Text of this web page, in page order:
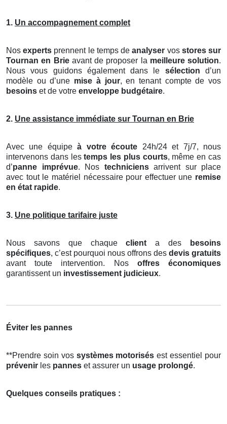
1. Un accompagnement complet
Nosexperts prennent le temps deanalyser vos stores sur
Tournan en Brie avant de proposer la meilleure solution.
Nous vous guidons également dans le sélection d’un
modèle ou d’une mise à jour, en tenant compte de vos
besoins et de votre enveloppe budgétaire.
2. Une assistance immédiate sur Tournan en Brie
Avec une équipeà votre écoute 24h/24 et 7j/7, nous
intervenons dans lestemps les plus courts, même en cas
d’panne imprévue. Nos techniciensarrivent sur place
avec tout le matériel nécessaire pour effectuer une remise
en état rapide.
3. Une politique tarifaire juste
Nous savons que chaqueclient a des
besoins
spécifiques, c’est pourquoi nous offrons des devis gratuits
avant toute intervention. Nos offres économiques
garantissent un investissement judicieux.
Éviter les pannes
**Prendre soin vos systèmes motorisés est essentiel pour
prévenir les pannes et assurer un usage prolongé.
Quelques conseils pratiques :